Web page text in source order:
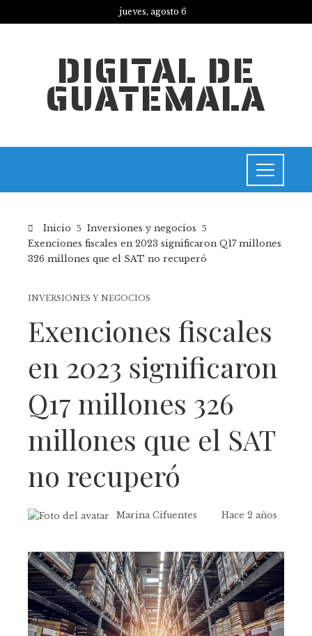
jueves, agosto 6
DIGITAL DE
GUATEMALA
Inicio
Inversiones y negocios
Exenciones fiscales en 2023 significaron Q17 millones
326 millones que el SAT no recuperó
INVERSIONES Y NEGOCIOS
Exenciones fiscales
en 2023 significaron
Q17 millones 326
millones que el SAT
no recuperó
Marina Cifuentes Hace 2 años